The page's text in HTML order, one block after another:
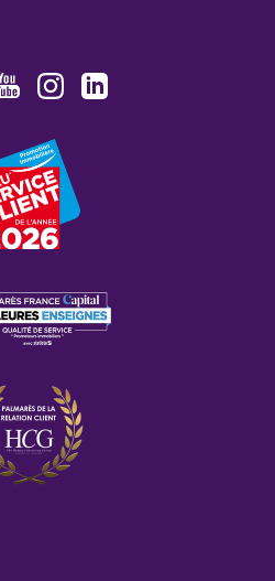
YoutubeInstagram